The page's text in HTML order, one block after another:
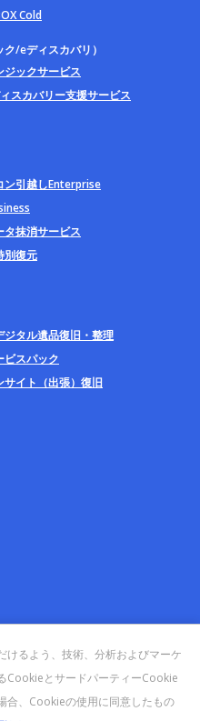
Cold
/eディスカバリ）
ジックサービス
スカバリー支援サービス
ン引越しEnterprise
タ抹消サービス
別復元
ジタル遺品復旧・整理
ビスパック
サイト（出張）復旧
けるよう、技術、分析およびマーケ
CookieとサードパーティーCookie
合、Cookieの使用に同意したもの